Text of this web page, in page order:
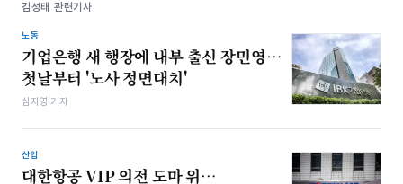
김성태 관련기사
노동
기업은행 새 행장에 내부 출신 장민영…
첫날부터 '노사 정면대치'
심지영 기자
산업
대한항공 VIP 의전 도마 위…